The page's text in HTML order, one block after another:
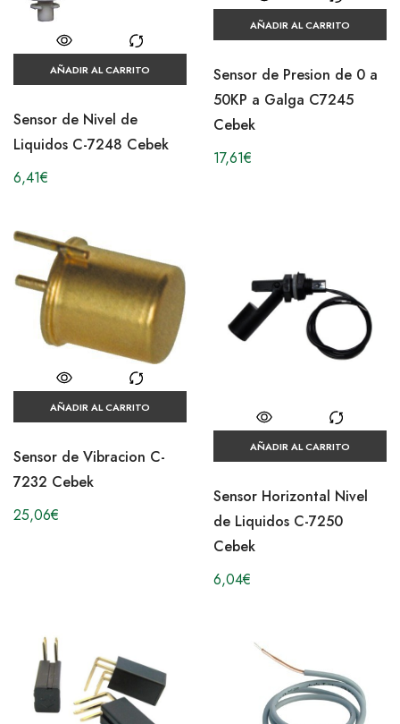
AÑADIR AL CARRITO
Sensor de Nivel de
Liquidos C-7248 Cebek
6,41€
AÑADIR AL CARRITO
Sensor de Presion de 0 a
50KP a Galga C7245
Cebek
17,61€
AÑADIR AL CARRITO
Sensor de Vibracion C-
7232 Cebek
25,06€
AÑADIR AL CARRITO
Sensor Horizontal Nivel
de Liquidos C-7250
Cebek
6,04€